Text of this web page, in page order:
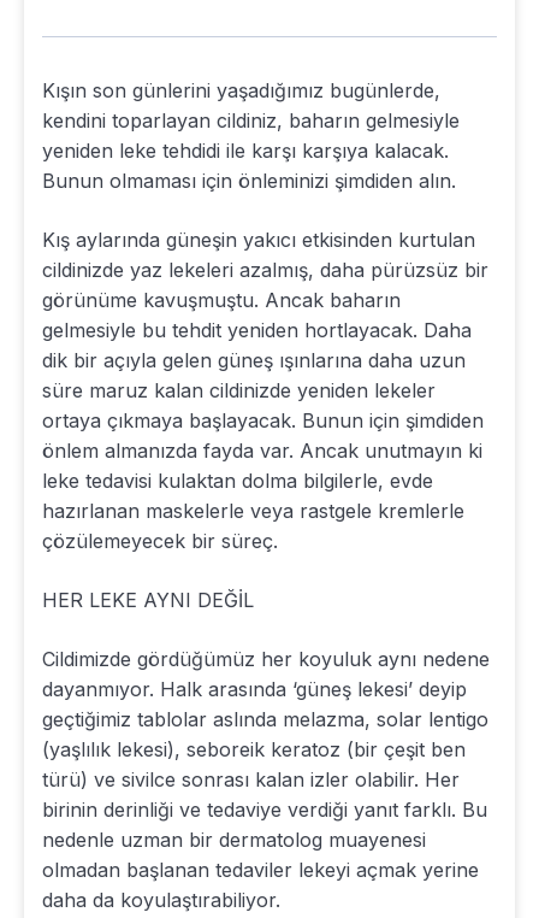
Kışın son günlerini yaşadığımız bugünlerde,
kendini toparlayan cildiniz, baharın gelmesiyle
yeniden leke tehdidi ile karşı karşıya kalacak.
Bunun olmaması için önleminizi şimdiden alın.
Kış aylarında güneşin yakıcı etkisinden kurtulan
cildinizde yaz lekeleri azalmış, daha pürüzsüz bir
görünüme kavuşmuştu. Ancak baharın
gelmesiyle bu tehdit yeniden hortlayacak. Daha
dik bir açıyla gelen güneş ışınlarına daha uzun
süre maruz kalan cildinizde yeniden lekeler
ortaya çıkmaya başlayacak. Bunun için şimdiden
önlem almanızda fayda var. Ancak unutmayın ki
leke tedavisi kulaktan dolma bilgilerle, evde
hazırlanan maskelerle veya rastgele kremlerle
çözülemeyecek bir süreç.
HER LEKE AYNI DEĞİL
Cildimizde gördüğümüz her koyuluk aynı nedene
dayanmıyor. Halk arasında ‘güneş lekesi’ deyip
geçtiğimiz tablolar aslında melazma, solar lentigo
(yaşlılık lekesi), seboreik keratoz (bir çeşit ben
türü) ve sivilce sonrası kalan izler olabilir. Her
birinin derinliği ve tedaviye verdiği yanıt farklı. Bu
nedenle uzman bir dermatolog muayenesi
olmadan başlanan tedaviler lekeyi açmak yerine
daha da koyulaştırabiliyor.